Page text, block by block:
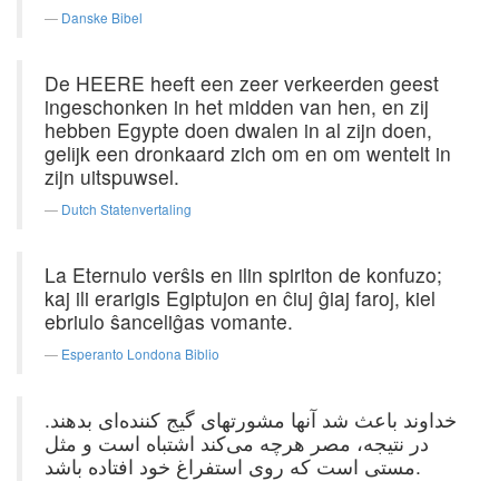
Danske Bibel
De HEERE heeft een zeer verkeerden geest
ingeschonken in het midden van hen, en zij
hebben Egypte doen dwalen in al zijn doen,
gelijk een dronkaard zich om en om wentelt in
zijn uitspuwsel.
Dutch Statenvertaling
La Eternulo verŝis en ilin spiriton de konfuzo;
kaj ili erarigis Egiptujon en ĉiuj ĝiaj faroj, kiel
ebriulo ŝanceliĝas vomante.
Esperanto Londona Biblio
خداوند باعث شد آنها مشورتهای گیج کننده‌ای بدهند.
در نتیجه، مصر هرچه می‌کند اشتباه است و مثل
مستی است که روی استفراغ خود افتاده باشد.